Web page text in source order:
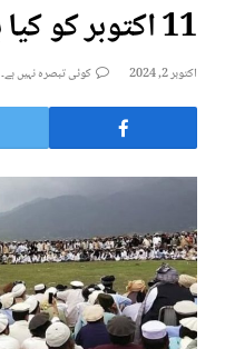
11 اکتوبر کو کیا ہونے والا ہے؟
اکتوبر 2, 2024 کوئی تبصرہ نہیں ہے۔